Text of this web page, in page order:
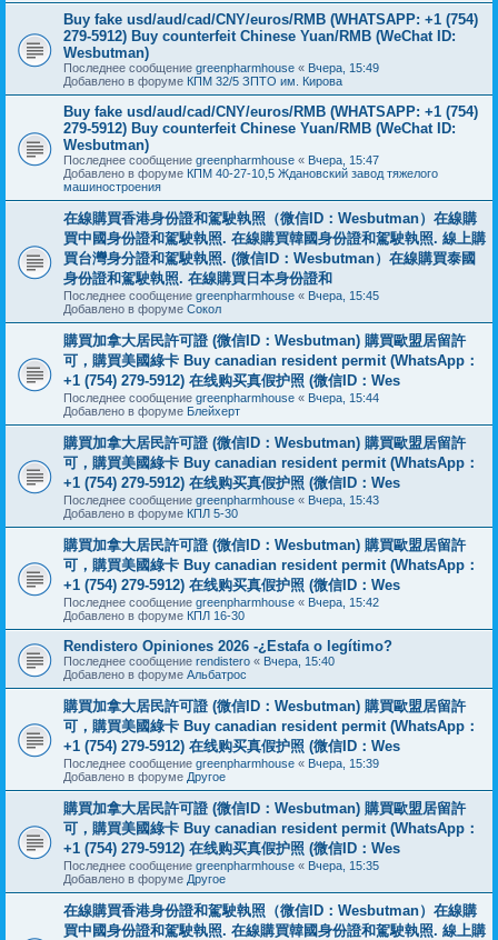
Buy fake usd/aud/cad/CNY/euros/RMB (WHATSAPP: +1 (754)
279-5912) Buy counterfeit Chinese Yuan/RMB (WeChat ID:
Wesbutman)
Последнее сообщение greenpharmhouse « Вчера, 15:49
Добавлено в форуме КПМ 32/5 ЗПТО им. Кирова
Buy fake usd/aud/cad/CNY/euros/RMB (WHATSAPP: +1 (754)
279-5912) Buy counterfeit Chinese Yuan/RMB (WeChat ID:
Wesbutman)
Последнее сообщение greenpharmhouse « Вчера, 15:47
Добавлено в форуме КПМ 40-27-10,5 Ждановский завод тяжелого
машиностроения
在線購買香港身份證和駕駛執照（微信ID：Wesbutman）在線購
買中國身份證和駕駛執照. 在線購買韓國身份證和駕駛執照. 線上購
買台灣身分證和駕駛執照. (微信ID：Wesbutman）在線購買泰國
身份證和駕駛執照. 在線購買日本身份證和
Последнее сообщение greenpharmhouse « Вчера, 15:45
Добавлено в форуме Сокол
購買加拿大居民許可證 (微信ID：Wesbutman) 購買歐盟居留許
可，購買美國綠卡 Buy canadian resident permit (WhatsApp：
+1 (754) 279-5912) 在线购买真假护照 (微信ID：Wes
Последнее сообщение greenpharmhouse « Вчера, 15:44
Добавлено в форуме Блейхерт
購買加拿大居民許可證 (微信ID：Wesbutman) 購買歐盟居留許
可，購買美國綠卡 Buy canadian resident permit (WhatsApp：
+1 (754) 279-5912) 在线购买真假护照 (微信ID：Wes
Последнее сообщение greenpharmhouse « Вчера, 15:43
Добавлено в форуме КПЛ 5-30
購買加拿大居民許可證 (微信ID：Wesbutman) 購買歐盟居留許
可，購買美國綠卡 Buy canadian resident permit (WhatsApp：
+1 (754) 279-5912) 在线购买真假护照 (微信ID：Wes
Последнее сообщение greenpharmhouse « Вчера, 15:42
Добавлено в форуме КПЛ 16-30
Rendistero Opiniones 2026 -¿Estafa o legítimo?
Последнее сообщение rendistero « Вчера, 15:40
Добавлено в форуме Альбатрос
購買加拿大居民許可證 (微信ID：Wesbutman) 購買歐盟居留許
可，購買美國綠卡 Buy canadian resident permit (WhatsApp：
+1 (754) 279-5912) 在线购买真假护照 (微信ID：Wes
Последнее сообщение greenpharmhouse « Вчера, 15:39
Добавлено в форуме Другое
購買加拿大居民許可證 (微信ID：Wesbutman) 購買歐盟居留許
可，購買美國綠卡 Buy canadian resident permit (WhatsApp：
+1 (754) 279-5912) 在线购买真假护照 (微信ID：Wes
Последнее сообщение greenpharmhouse « Вчера, 15:35
Добавлено в форуме Другое
在線購買香港身份證和駕駛執照（微信ID：Wesbutman）在線購
買中國身份證和駕駛執照. 在線購買韓國身份證和駕駛執照. 線上購